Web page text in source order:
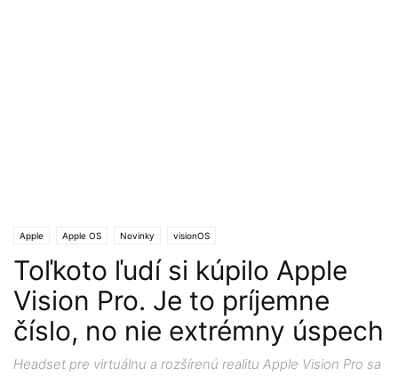
Apple Apple OS Novinky visionOS
Toľkoto ľudí si kúpilo Apple
Vision Pro. Je to príjemne
číslo, no nie extrémny úspech
Headset pre virtuálnu a rozšírenú realitu Apple Vision Pro sa